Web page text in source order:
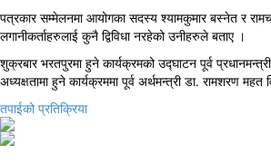
पत्रकार सम्मेलनमा आयोगका सदस्य श्यामकुमार बस्नेत र
लगानीकर्ताहरुलाई कुनै द्विविधा नरहेको उनीहरुले बताए ।
शुक्रबार भरतपुरमा हुने कार्यक्रमको उद्घाटन पूर्व
अध्यक्षतामा हुने कार्यक्रममा पूर्व अर्थमन्त्री डा. रामशरण
तपाईको प्रतिक्रिया